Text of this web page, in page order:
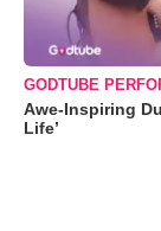
GODTUBE
Awe-Inspiring
Life’